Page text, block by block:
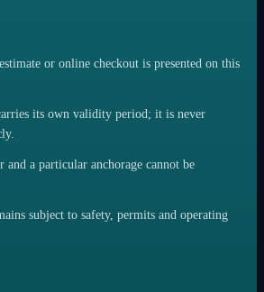
or online checkout is presented on this
its own validity period; it is never
a particular anchorage cannot be
subject to safety, permits and operating